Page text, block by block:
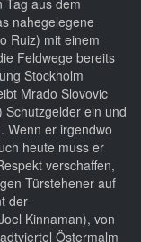
Tag aus dem
nahegelegene
Ruiz) mit einem
Feldwege bereits
Stockholm
Mrado Slovovic
Schutzgelder ein und
Wenn er irgendwo
heute muss er
verschaffen,
Türstehener auf
der
Kinnaman), von
Östermalm